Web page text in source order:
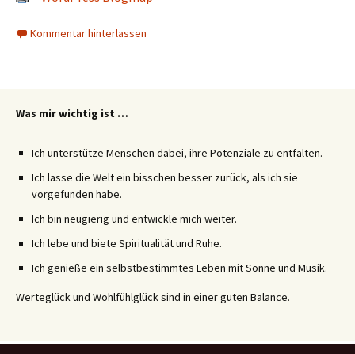
Kommentar hinterlassen
Was mir wichtig ist …
Ich unterstütze Menschen dabei, ihre Potenziale zu entfalten.
Ich lasse die Welt ein bisschen besser zurück, als ich sie
vorgefunden habe.
Ich bin neugierig und entwickle mich weiter.
Ich lebe und biete Spiritualität und Ruhe.
Ich genieße ein selbstbestimmtes Leben mit Sonne und Musik.
Werteglück und Wohlfühlglück sind in einer guten Balance.